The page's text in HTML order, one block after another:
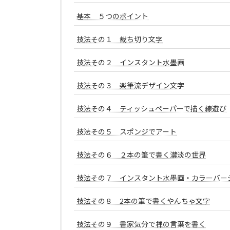
基本 ５つのポイント
技法その１ 裁ち切り文字
技法その２ インスタント水墨画
技法その３ 楽筆流デザイン文字
技法その４ ティッシュペーパーで描く線遊び
技法その５ スポンジでアート
技法その６ ２本の筆で書く濃淡の世界
技法その７ インスタント水墨画・カラーバー
技法その８ 2本の筆で書くやんちゃ文字
技法その９ 書家気分で禅の言葉を書く